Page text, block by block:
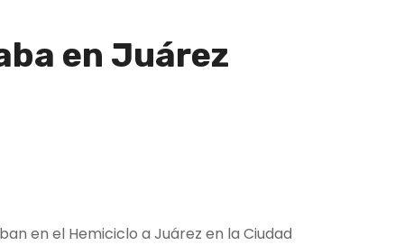
en Juárez
en el Hemiciclo a Juárez en la Ciudad